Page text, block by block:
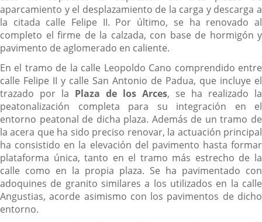
aparcamiento y el desplazamiento de la carga y descarga a
la citada calle Felipe II. Por último, se ha renovado al
completo el firme de la calzada, con base de hormigón y
pavimento de aglomerado en caliente.
En el tramo de la calle Leopoldo Cano comprendido entre
calle Felipe II y calle San Antonio de Padua, que incluye el
trazado por la Plaza de los Arces, se ha realizado la
peatonalización completa para su integración en el
entorno peatonal de dicha plaza. Además de un tramo de
la acera que ha sido preciso renovar, la actuación principal
ha consistido en la elevación del pavimento hasta formar
plataforma única, tanto en el tramo más estrecho de la
calle como en la propia plaza. Se ha pavimentado con
adoquines de granito similares a los utilizados en la calle
Angustias, acorde asimismo con los pavimentos de dicho
entorno.